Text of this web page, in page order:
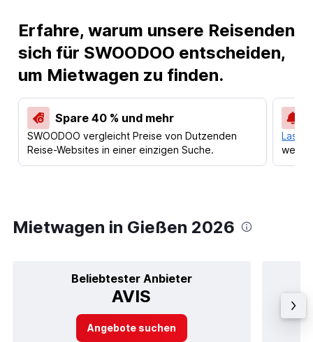
Erfahre, warum unsere Reisenden
sich für SWOODOO entscheiden,
um Mietwagen zu finden.
Spare 40 % und mehr
SWOODOO vergleicht Preise von Dutzenden
Reise-Websites in einer einzigen Suche.
Lass
Mietwagen in Gießen 2026
Beliebtester Anbieter
AVIS
Angebote suchen